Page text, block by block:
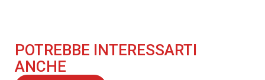
POTREBBE INTERESSARTI
ANCHE